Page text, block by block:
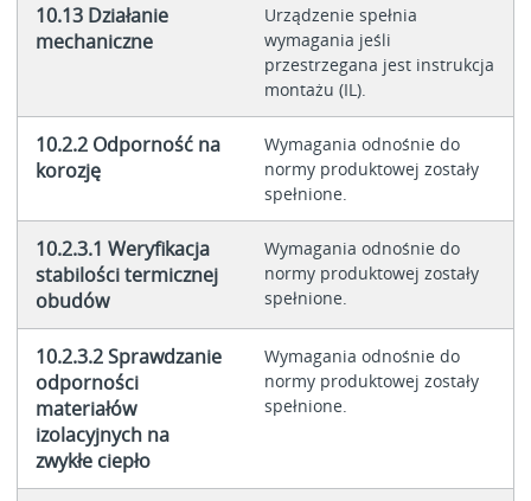
10.13 Działanie
mechaniczne
Urządzenie spełnia
wymagania jeśli
przestrzegana jest instrukcja
montażu (IL).
10.2.2 Odporność na
korozję
Wymagania odnośnie do
normy produktowej zostały
spełnione.
10.2.3.1 Weryfikacja
stabilości termicznej
obudów
Wymagania odnośnie do
normy produktowej zostały
spełnione.
10.2.3.2 Sprawdzanie
odporności
materiałów
izolacyjnych na
zwykłe ciepło
Wymagania odnośnie do
normy produktowej zostały
spełnione.